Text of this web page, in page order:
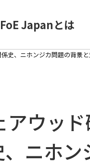
FoE Japanとは
史、ニホンジカ問題の背景と
アウッ
ニホ